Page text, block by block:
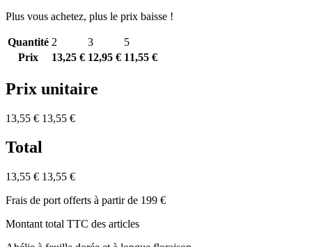
Plus vous achetez, plus le prix baisse !
Quantité 2 3
5
Prix
13,25 € 12,95 € 11,55 €
Prix unitaire
13,55 € 13,55 €
Total
13,55 € 13,55 €
Frais de port offerts à partir de 199 €
Montant total TTC des articles